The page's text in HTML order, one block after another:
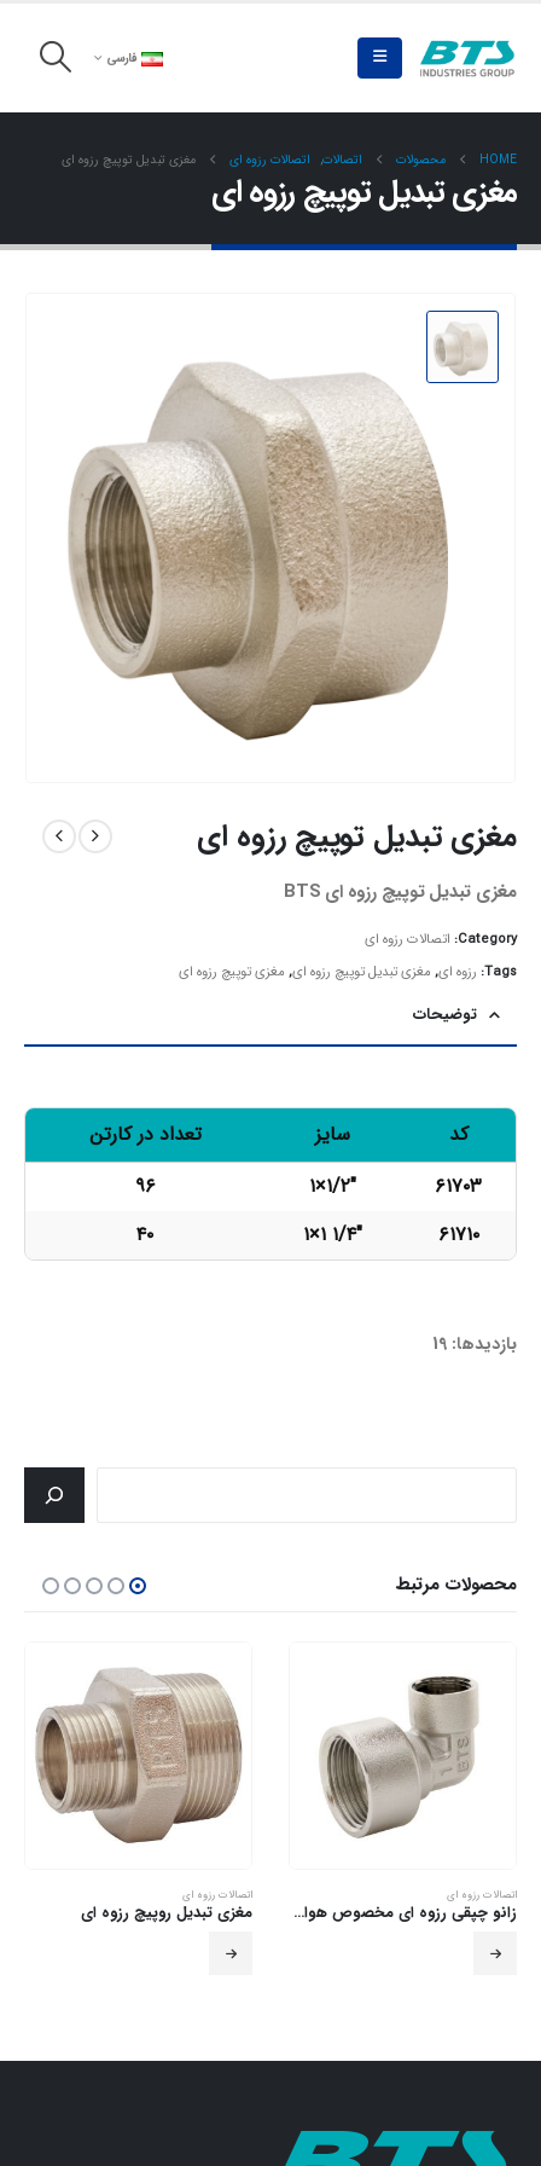
فارسی
HOME محصولات اتصالات, اتصالات رزوه ای مغزی تبدیل توپیچ رزوه ای
مغزی تبدیل توپیچ رزوه ای
مغزی تبدیل توپیچ رزوه ای
مغزی تبدیل توپیچ رزوه ای BTS
Category: اتصالات رزوه ای
Tags: رزوه ای, مغزی تبدیل توپیچ رزوه ای, مغزی توپیچ رزوه ای
توضیحات
کد سایز
تعداد در کارتن
۶۱۷۰۳
۱×۱/۲"
۹۶
۶۱۷۱۰
۱×۱ ۱/۴" ۴۰
بازدیدها: 19
محصولات مرتبط
اتصالات رزوه ای
زانو چپقی رزوه ای مخصوص هواگیری
اتصالات رزوه ای
مغزی تبدیل روپیچ رزوه ای